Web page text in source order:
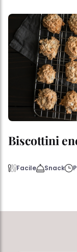
Biscottini
Facile Snack